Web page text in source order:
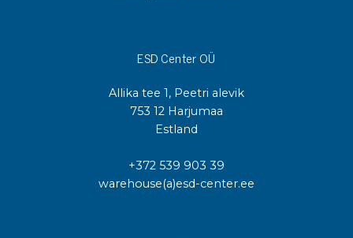
ESD Center OÜ
Allika tee 1, Peetri alevik
753 12 Harjumaa
Estland
+372 539 903 39
warehouse(a)esd-center.ee